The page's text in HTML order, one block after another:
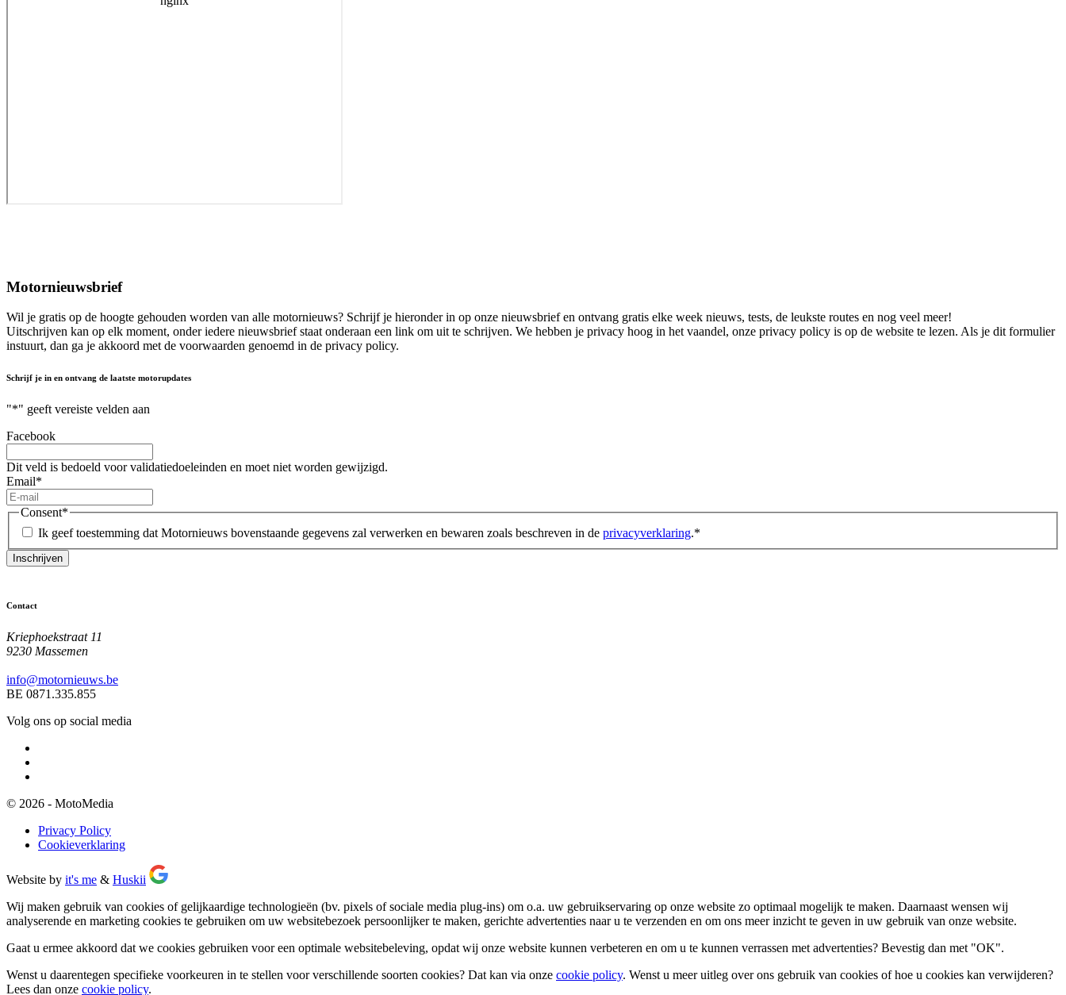
Motornieuwsbrief
Wil je gratis op de hoogte gehouden worden van alle motornieuws? Schrijf je hieronder in op onze nieuwsbrief en ontvang gratis elke week nieuws, tests, de leukste routes en nog veel meer!
Uitschrijven kan op elk moment, onder iedere nieuwsbrief staat onderaan een link om uit te schrijven. We hebben je privacy hoog in het vaandel, onze privacy policy is op de website te lezen. Als je dit formulier
instuurt, dan ga je akkoord met de voorwaarden genoemd in de privacy policy.
Schrijf je in en ontvang de laatste motorupdates
"*" geeft vereiste velden aan
Facebook
Dit veld is bedoeld voor validatiedoeleinden en moet niet worden gewijzigd.
Email*
Consent*
Ik geef toestemming dat Motornieuws bovenstaande gegevens zal verwerken en bewaren zoals beschreven in de privacyverklaring.*
Contact
Kriephoekstraat 11
9230 Massemen
info@motornieuws.be
BE 0871.335.855
Volg ons op social media
© 2026 - MotoMedia
Privacy Policy
Cookieverklaring
Website by it's me & Huskii
Wij maken gebruik van cookies of gelijkaardige technologieën (bv. pixels of sociale media plug-ins) om o.a. uw gebruikservaring op onze website zo optimaal mogelijk te maken. Daarnaast wensen wij
analyserende en marketing cookies te gebruiken om uw websitebezoek persoonlijker te maken, gerichte advertenties naar u te verzenden en om ons meer inzicht te geven in uw gebruik van onze website.
Gaat u ermee akkoord dat we cookies gebruiken voor een optimale websitebeleving, opdat wij onze website kunnen verbeteren en om u te kunnen verrassen met advertenties? Bevestig dan met "OK".
Wenst u daarentegen specifieke voorkeuren in te stellen voor verschillende soorten cookies? Dat kan via onze cookie policy. Wenst u meer uitleg over ons gebruik van cookies of hoe u cookies kan verwijderen?
Lees dan onze cookie policy.